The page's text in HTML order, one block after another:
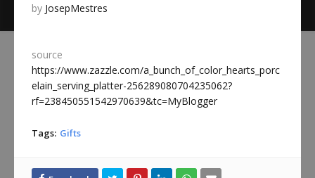
by JosepMestres
source
https://www.zazzle.com/a_bunch_of_color_hearts_porc
elain_serving_platter-256289080704235062?
rf=238450551542970639&tc=MyBlogger
Tags: Gifts